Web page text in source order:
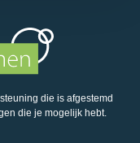
die is afgestemd
die je mogelijk hebt.